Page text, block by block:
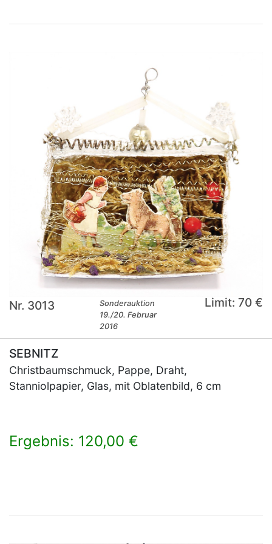
Nr. 3013
Sonderauktion
19./20. Februar
2016
Limit: 70 €
SEBNITZ
Christbaumschmuck, Pappe, Draht,
Stanniolpapier, Glas, mit Oblatenbild, 6 cm
Ergebnis: 120,00 €